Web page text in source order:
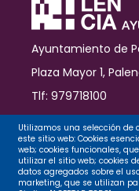
Ayuntamiento de
Plaza Mayor 1,
Tlf: 979718100
Contacto
Legal
Utilizamos una selección de
este sitio web: Cookies
web; cookies funcionales,
utilizar el sitio web; cookies
datos agregados sobre el
marketing, que se utilizan